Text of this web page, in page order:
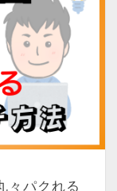
々パクれる